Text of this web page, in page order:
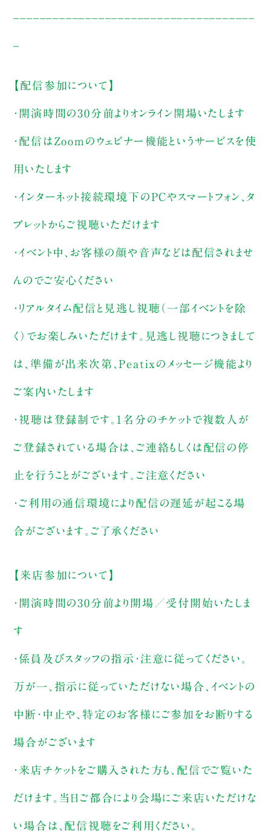
【配信参加について】
・開演時間の30分前よりオンライン開場いたします
・配信はZoomのウェビナー機能というサービスを使
用いたします
・インターネット接続環境下のPCやスマートフォン、タ
ブレットからご視聴いただけます
・イベント中、お客様の顔や音声などは配信されませ
んのでご安心ください
・リアルタイム配信と見逃し視聴（一部イベントを除
く）でお楽しみいただけます。見逃し視聴につきまして
は、準備が出来次第、Peatixのメッセージ機能より
ご案内いたします
・視聴は登録制です。1名分のチケットで複数人が
ご登録されている場合は、ご連絡もしくは配信の停
止を行うことがございます。ご注意ください
・ご利用の通信環境により配信の遅延が起こる場
合がございます。ご了承ください
【来店参加について】
・開演時間の30分前より開場／受付開始いたしま
す
・係員及びスタッフの指示・注意に従ってください。
万が一、指示に従っていただけない場合、イベントの
中断・中止や、特定のお客様にご参加をお断りする
場合がございます
・来店チケットをご購入された方も、配信でご覧いた
だけます。当日ご都合により会場にご来店いただけな
い場合は、配信視聴をご利用ください。